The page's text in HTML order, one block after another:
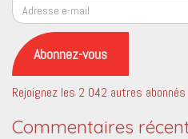
Adresse
e-
mail
Abonnez-vous
Rejoignez les 2 042 autres abonnés
Commentaires